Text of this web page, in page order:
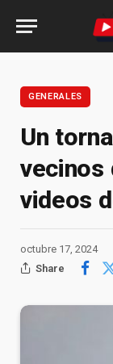
GENERALES
Un
vecinos
videos
octubre 17, 2024
Share